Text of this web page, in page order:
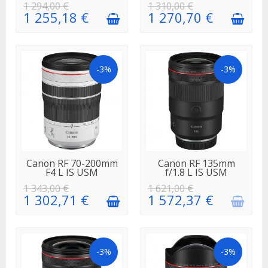
1 294,00 €
1 255,18 €
1 310,00 €
1 270,70 €
-3%
EN STOCK
Canon RF 70-200mm
F4 L IS USM
1 343,00 €
1 302,71 €
-3%
EN
RÉAPPROVISIONNEMENT
Canon RF 135mm
f/1.8 L IS USM
1 621,00 €
1 572,37 €
-3% -3%